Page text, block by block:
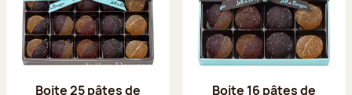
Boite 25 pâtes de Boite 16 pâtes de